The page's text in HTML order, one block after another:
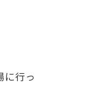
に行っ